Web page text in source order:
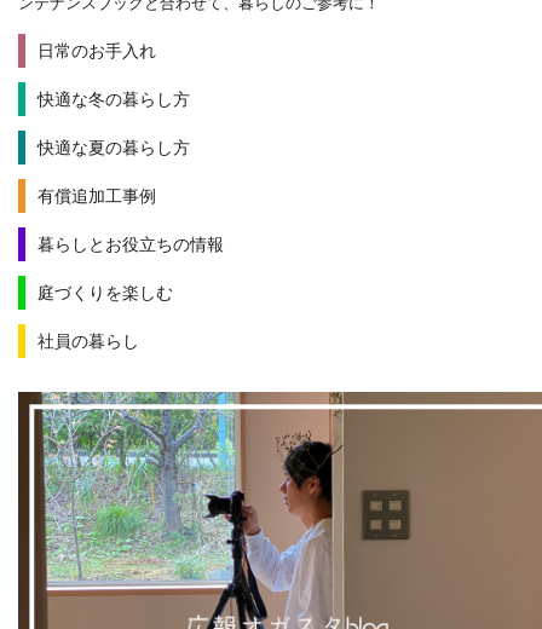
日常のお手入れ
快適な冬の暮らし方
快適な夏の暮らし方
有償追加工事例
暮らしとお役立ちの情報
庭づくりを楽しむ
社員の暮らし